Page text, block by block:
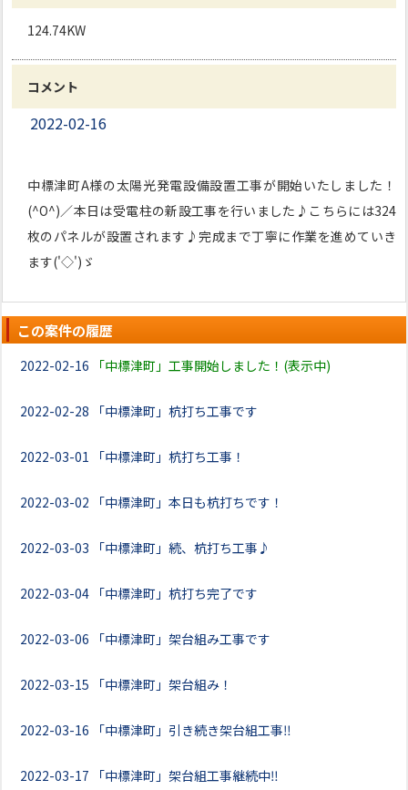
124.74KW
コメント
2022-02-16
中標津町A様の太陽光発電設備設置工事が開始いたしました！
(^O^)／本日は受電柱の新設工事を行いました♪こちらには324
枚のパネルが設置されます♪完成まで丁寧に作業を進めていき
ます('◇')ゞ
この案件の履歴
2022-02-16 「中標津町」工事開始しました！(表示中)
2022-02-28 「中標津町」杭打ち工事です
2022-03-01 「中標津町」杭打ち工事！
2022-03-02 「中標津町」本日も杭打ちです！
2022-03-03 「中標津町」続、杭打ち工事♪
2022-03-04 「中標津町」杭打ち完了です
2022-03-06 「中標津町」架台組み工事です
2022-03-15 「中標津町」架台組み！
2022-03-16 「中標津町」引き続き架台組工事‼
2022-03-17 「中標津町」架台組工事継続中‼